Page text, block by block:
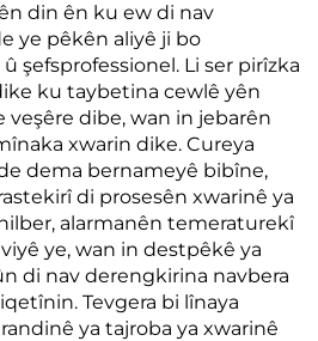
din ên ku ew di nav
ye pêkên aliyê ji bo
şefsprofessionel. Li ser pirîzka
ku taybetina cewlê yên
dibe, wan in jebarên
xwarin dike. Cureya
dema bernameyê bibîne,
di prosesên xwarinê ya
alarmanên temeraturekî
ye, wan in destpêkê ya
di nav derengkirina navbera
Tevgera bi lînaya
ya tajroba ya xwarinê